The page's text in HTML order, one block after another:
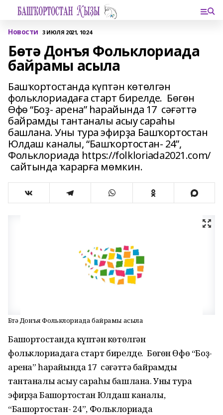
Новости 3 ИЮЛЯ 2021, 10:24
Бөтә Донъя Фольклориада
байрамы асыла
Башҡортостанда күптән көтөлгән
фольклориадаға старт бирелде. Бөгөн
Өфө “Боҙ- арена” һарайында 17 сәғәттә
байрамды тантаналы асыу сараһы
башлана. Уны тура эфирҙа Башҡортостан
Юлдаш каналы, “Башҡортостан- 24”,
Фольклориада https://folkloriada2021.com/
сайтында ҡарарға мөмкин.
Бөтә Донъя Фольклориада байрамы асыла
Башҡортостанда күптән көтөлгән
фольклориадаға старт бирелде. Бөгөн Өфө “Боҙ-
арена” һарайында 17 сәғәттә байрамды
тантаналы асыу сараһы башлана. Уны тура
эфирҙа Башҡортостан Юлдаш каналы,
“Башҡортостан- 24”, Фольклориада